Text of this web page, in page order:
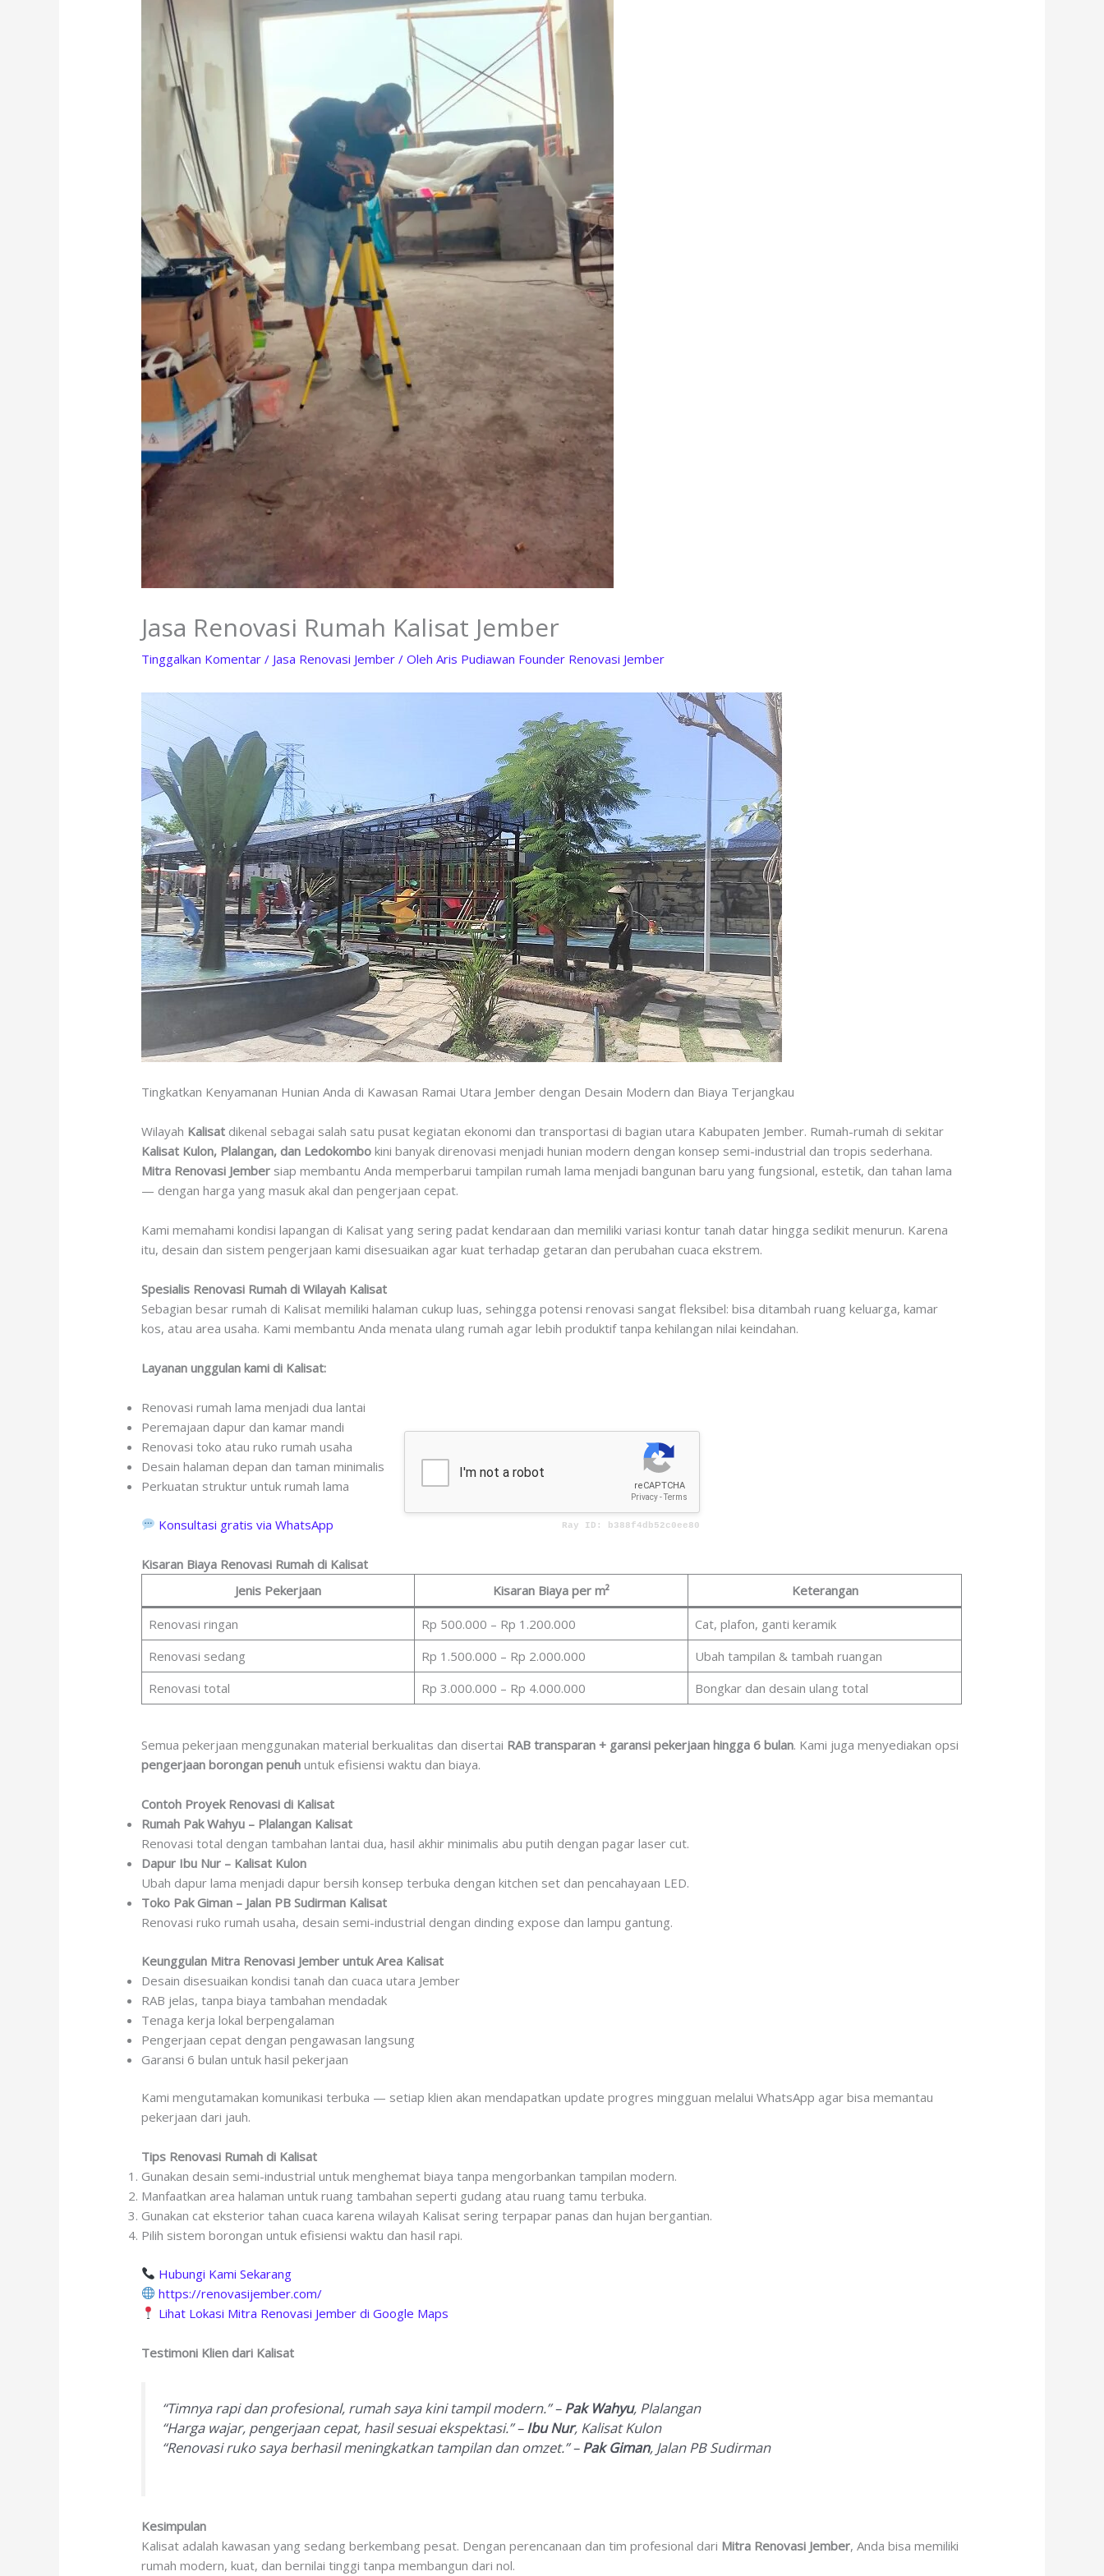
Jasa Renovasi Rumah Kalisat Jember
Tinggalkan Komentar / Jasa Renovasi Jember / OlehAris Pudiawan Founder Renovasi Jember
Tingkatkan Kenyamanan Hunian Anda di Kawasan Ramai Utara Jember dengan Desain Modern dan Biaya Terjangkau
Wilayah Kalisat dikenal sebagai salah satu pusat kegiatan ekonomi dan transportasi di bagian utara Kabupaten Jember. Rumah-rumah di sekitar
Kalisat Kulon, Plalangan, dan Ledokombo kini banyak direnovasi menjadi hunian modern dengan konsep semi-industrial dan tropis sederhana.
Mitra Renovasi Jember siap membantu Anda memperbarui tampilan rumah lama menjadi bangunan baru yang fungsional, estetik, dan tahan lama
— dengan harga yang masuk akal dan pengerjaan cepat.
Kami memahami kondisi lapangan di Kalisat yang sering padat kendaraan dan memiliki variasi kontur tanah datar hingga sedikit menurun. Karena
itu, desain dan sistem pengerjaan kami disesuaikan agar kuat terhadap getaran dan perubahan cuaca ekstrem.
Spesialis Renovasi Rumah di Wilayah Kalisat
Sebagian besar rumah di Kalisat memiliki halaman cukup luas, sehingga potensi renovasi sangat fleksibel: bisa ditambah ruang keluarga, kamar
kos, atau area usaha. Kami membantu Anda menata ulang rumah agar lebih produktif tanpa kehilangan nilai keindahan.
Layanan unggulan kami di Kalisat:
Renovasi rumah lama menjadi dua lantai
Peremajaan dapur dan kamar mandi
Renovasi toko atau ruko rumah usaha
Desain halaman depan dan taman minimalis
Perkuatan struktur untuk rumah lama
Konsultasi gratis via WhatsApp
Kisaran Biaya Renovasi Rumah di Kalisat
Jenis Pekerjaan
Kisaran Biaya per m² Keterangan
Renovasi ringan Rp 500.000 – Rp 1.200.000
Cat, plafon, ganti keramik
Renovasi sedang
Rp 1.500.000 – Rp 2.000.000
Ubah tampilan & tambah ruangan
Renovasi total
Rp 3.000.000 – Rp 4.000.000 Bongkar dan desain ulang total
Semua pekerjaan menggunakan material berkualitas dan disertai RAB transparan + garansi pekerjaan hingga 6 bulan. Kami juga menyediakan opsi
pengerjaan borongan penuh untuk efisiensi waktu dan biaya.
Contoh Proyek Renovasi di Kalisat
Rumah Pak Wahyu – Plalangan Kalisat
Renovasi total dengan tambahan lantai dua, hasil akhir minimalis abu putih dengan pagar laser cut.
Dapur Ibu Nur – Kalisat Kulon
Ubah dapur lama menjadi dapur bersih konsep terbuka dengan kitchen set dan pencahayaan LED.
Toko Pak Giman – Jalan PB Sudirman Kalisat
Renovasi ruko rumah usaha, desain semi-industrial dengan dinding expose dan lampu gantung.
Keunggulan Mitra Renovasi Jember untuk Area Kalisat
Desain disesuaikan kondisi tanah dan cuaca utara Jember
RAB jelas, tanpa biaya tambahan mendadak
Tenaga kerja lokal berpengalaman
Pengerjaan cepat dengan pengawasan langsung
Garansi 6 bulan untuk hasil pekerjaan
Kami mengutamakan komunikasi terbuka — setiap klien akan mendapatkan update progres mingguan melalui WhatsApp agar bisa memantau
pekerjaan dari jauh.
Tips Renovasi Rumah di Kalisat
Gunakan desain semi-industrial untuk menghemat biaya tanpa mengorbankan tampilan modern.
Manfaatkan area halaman untuk ruang tambahan seperti gudang atau ruang tamu terbuka.
Gunakan cat eksterior tahan cuaca karena wilayah Kalisat sering terpapar panas dan hujan bergantian.
Pilih sistem borongan untuk efisiensi waktu dan hasil rapi.
Hubungi Kami Sekarang
https://renovasijember.com/
Lihat Lokasi Mitra Renovasi Jember di Google Maps
Testimoni Klien dari Kalisat
“Timnya rapi dan profesional, rumah saya kini tampil modern.” –Pak Wahyu, Plalangan
“Harga wajar, pengerjaan cepat, hasil sesuai ekspektasi.” –Ibu Nur, Kalisat Kulon
“Renovasi ruko saya berhasil meningkatkan tampilan dan omzet.” –Pak Giman, Jalan PB Sudirman
Kesimpulan
Kalisat adalah kawasan yang sedang berkembang pesat. Dengan perencanaan dan tim profesional dari Mitra Renovasi Jember, Anda bisa memiliki
rumah modern, kuat, dan bernilai tinggi tanpa membangun dari nol.